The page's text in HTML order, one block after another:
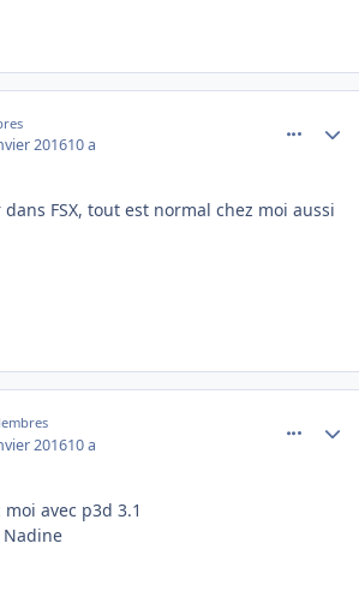
201610 a
FSX, tout est normal chez moi aussi
201610 a
avec p3d 3.1
Nadine